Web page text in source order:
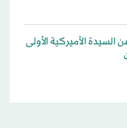
السيدة الأميركية الأولى